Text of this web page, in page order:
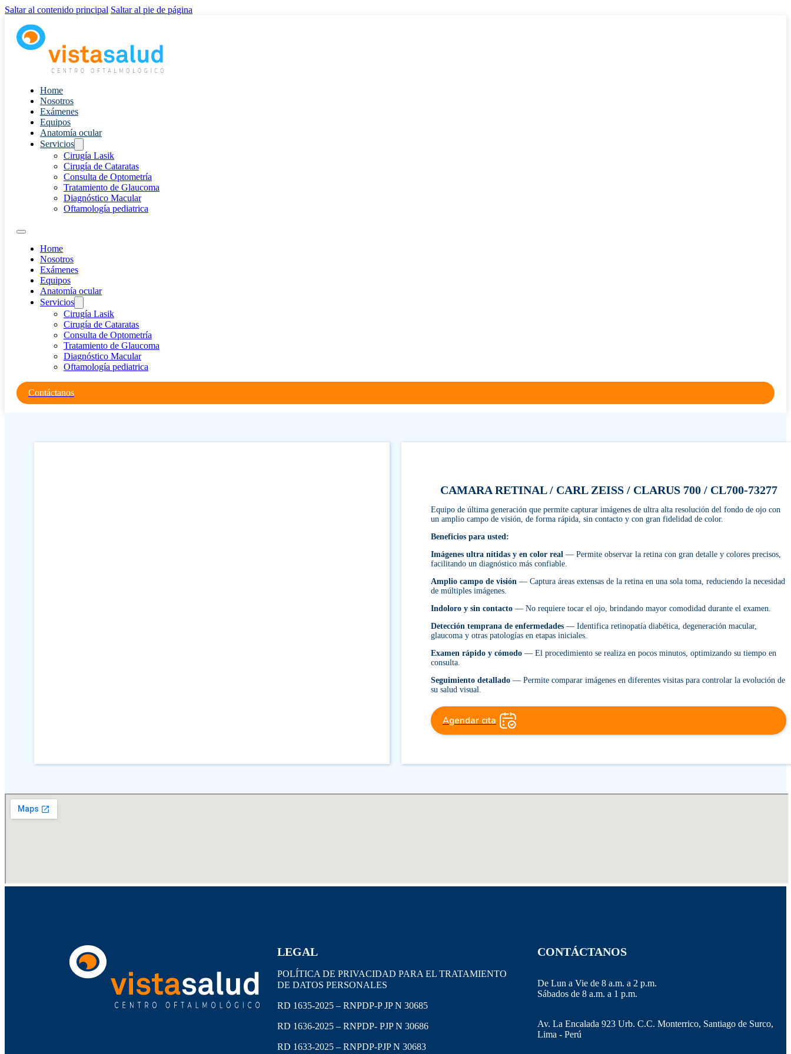
Saltar al contenido principal Saltar al pie de página
Home
Nosotros
Exámenes
Equipos
Anatomía ocular
Servicios
Cirugía Lasik
Cirugía de Cataratas
Consulta de Optometría
Tratamiento de Glaucoma
Diagnóstico Macular
Oftamología pediatrica
Home
Nosotros
Exámenes
Equipos
Anatomía ocular
Servicios
Cirugía Lasik
Cirugía de Cataratas
Consulta de Optometría
Tratamiento de Glaucoma
Diagnóstico Macular
Oftamología pediatrica
Contáctanos
CAMARA RETINAL / CARL ZEISS / CLARUS 700 / CL700-73277
Equipo de última generación que permite capturar imágenes de ultra alta resolución del fondo de ojo con
un amplio campo de visión, de forma rápida, sin contacto y con gran fidelidad de color.
Beneficios para usted:
Imágenes ultra nítidas y en color real — Permite observar la retina con gran detalle y colores precisos,
facilitando un diagnóstico más confiable.
Amplio campo de visión — Captura áreas extensas de la retina en una sola toma, reduciendo la necesidad
de múltiples imágenes.
Indoloro y sin contacto — No requiere tocar el ojo, brindando mayor comodidad durante el examen.
Detección temprana de enfermedades — Identifica retinopatía diabética, degeneración macular,
glaucoma y otras patologías en etapas iniciales.
Examen rápido y cómodo — El procedimiento se realiza en pocos minutos, optimizando su tiempo en
consulta.
Seguimiento detallado — Permite comparar imágenes en diferentes visitas para controlar la evolución de
su salud visual.
Agendar cita
LEGAL
POLÍTICA DE PRIVACIDAD PARA EL TRATAMIENTO
DE DATOS PERSONALES
RD 1635-2025 – RNPDP-P JP N 30685
RD 1636-2025 – RNPDP- PJP N 30686
RD 1633-2025 – RNPDP-PJP N 30683
CONTÁCTANOS
De Lun a Vie de 8 a.m. a 2 p.m.
Sábados de 8 a.m. a 1 p.m.
Av. La Encalada 923 Urb. C.C. Monterrico, Santiago de Surco,
Lima - Perú